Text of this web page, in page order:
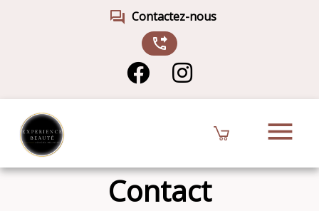
forum Contactez-nous
phone_forwarded
menu
Contact